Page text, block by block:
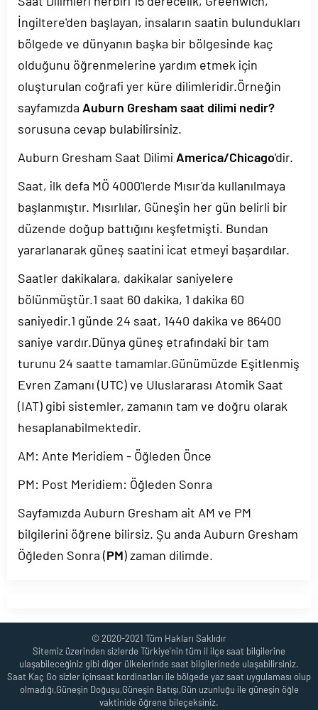
İngiltere'den başlayan, insaların saatin bulundukları
bölgede ve dünyanın başka bir bölgesinde kaç
olduğunu öğrenmelerine yardım etmek için
oluşturulan coğrafi yer küre dilimleridir.Örneğin
sayfamızda Auburn Gresham saat dilimi nedir?
sorusuna cevap bulabilirsiniz.
Auburn Gresham Saat Dilimi America/Chicago'dir.
Saat, ilk defa MÖ 4000'lerde Mısır'da kullanılmaya
başlanmıştır. Mısırlılar, Güneş'in her gün belirli bir
düzende doğup battığını keşfetmişti. Bundan
yararlanarak güneş saatini icat etmeyi başardılar.
Saatler dakikalara, dakikalar saniyelere
bölünmüştür.1 saat 60 dakika, 1 dakika 60
saniyedir.1 günde 24 saat, 1440 dakika ve 86400
saniye vardır.Dünya güneş etrafındaki bir tam
turunu 24 saatte tamamlar.Günümüzde Eşitlenmiş
Evren Zamanı (UTC) ve Uluslararası Atomik Saat
(IAT) gibi sistemler, zamanın tam ve doğru olarak
hesaplanabilmektedir.
AM: Ante Meridiem - Öğleden Önce
PM: Post Meridiem: Öğleden Sonra
Sayfamızda Auburn Gresham ait AM ve PM
bilgilerini öğrene bilirsiz. Şu anda Auburn Gresham
Öğleden Sonra (PM) zaman dilimde.
© 2020-2021 Tüm Hakları Saklıdır
Sitemiz üzerinden sizlerde Türkiye'nin tüm il ilçe saat bilgilerine
ulaşabileceğiniz gibi diğer ülkelerinde saat bilgilerinede ulaşabilirsiniz.
Saat Kaç Go sizler içinsaat kordinatları ile bölgede yaz saat uygulaması olup
olmadığı,Güneşin Doğuşu,Güneşin Batışı,Gün uzunluğu ile güneşin öğle
vaktinide öğrene bileçeksiniz.